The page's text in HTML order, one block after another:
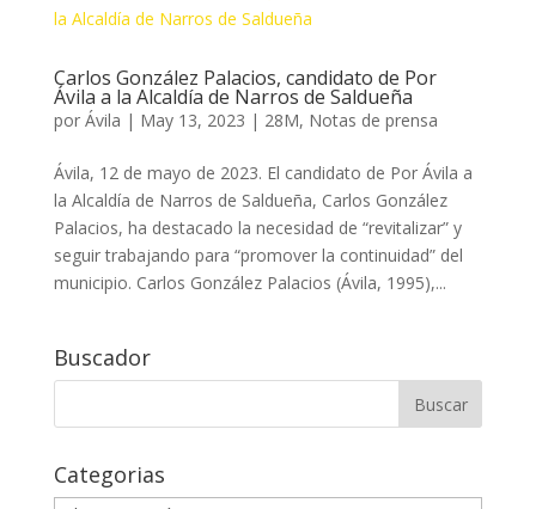
Carlos González Palacios, candidato de Por
Ávila a la Alcaldía de Narros de Saldueña
por Ávila | May 13, 2023 | 28M, Notas de prensa
Ávila, 12 de mayo de 2023. El candidato de Por Ávila a
la Alcaldía de Narros de Saldueña, Carlos González
Palacios, ha destacado la necesidad de “revitalizar” y
seguir trabajando para “promover la continuidad” del
municipio. Carlos González Palacios (Ávila, 1995),...
Buscador
Buscar:
Categorias